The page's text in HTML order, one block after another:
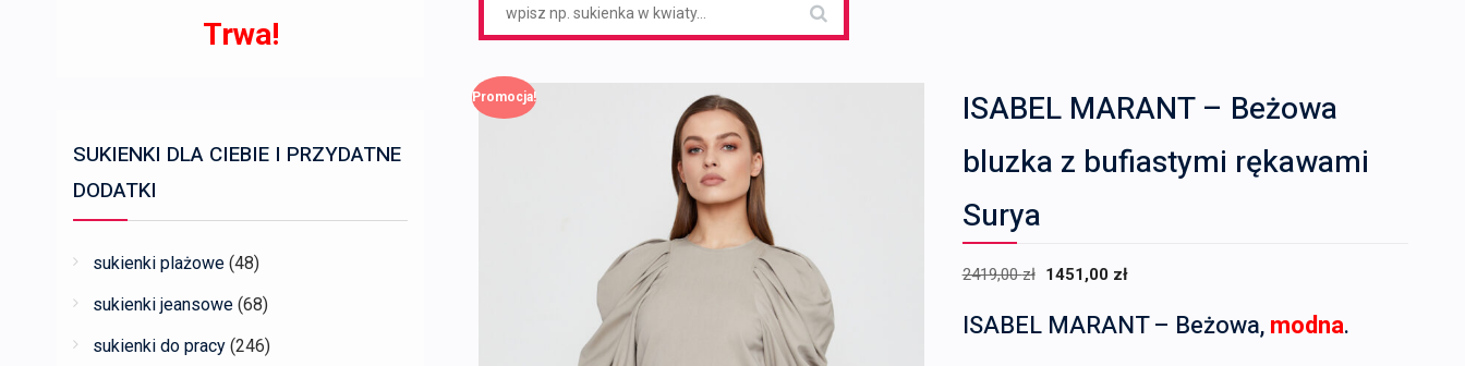
Promocja!
ISABEL MARANT – Beżowa
bluzka z bufiastymi rękawami
Surya
2419,00zł Pierwotna
wynosiła:
1451,00 zł
wynosi:
ISABEL MARANT – Beżowa,modna.
Trwa!
SUKIENKI DLA CIEBIE I PRZYDATNE
DODATKI
sukienki plażowe (48)
sukienki jeansowe (68)
sukienki do pracy (246)